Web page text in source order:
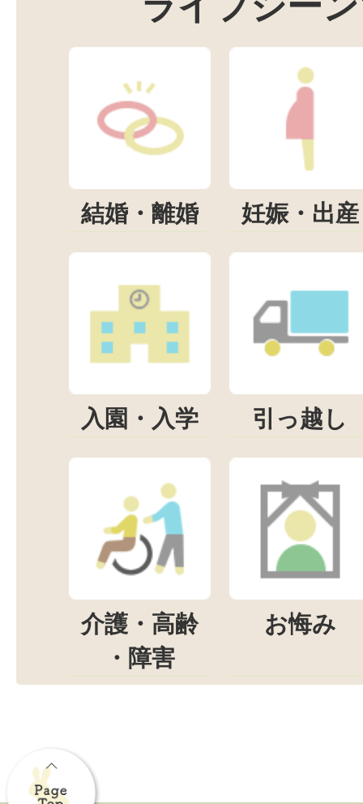
結婚・離婚 妊娠・出産
入園・入学 引っ越し
介護・高齢
・障害
お悔み